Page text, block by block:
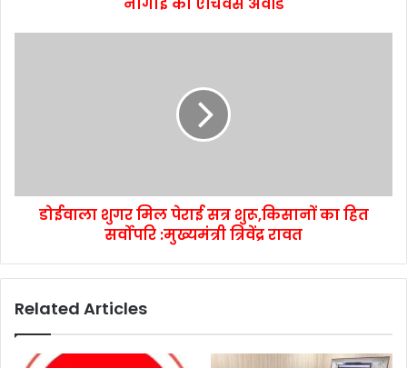
नौगाईं को एचिवर्स अवॉर्ड
डोईवाला शुगर मिल पेराई सत्र शुरू,किसानों का हित
सर्वोपरि :मुख्यमंत्री त्रिवेंद्र रावत
Related Articles